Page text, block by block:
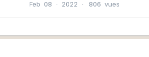
Feb 08 ∙ 2022 ∙ 806 vues